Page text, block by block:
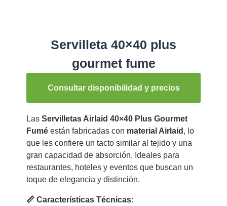
Servilleta 40×40 plus
gourmet fume
Consultar disponibilidad y precios
Las Servilletas Airlaid 40×40 Plus Gourmet
Fuméestán fabricadas con material Airlaid , lo
que les confiere un tacto similar al tejido y una
gran capacidad de absorción. Ideales para
restaurantes, hoteles y eventos que buscan un
toque de elegancia y distinción.
📏 Características Técnicas: